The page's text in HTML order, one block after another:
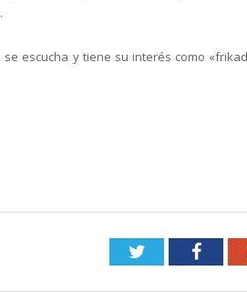
se escucha y tiene su interés como
Twitter